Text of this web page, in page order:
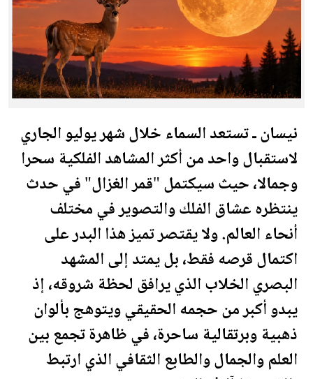
نيسان ـ تستعد السماء خلال شهر يوليو الجاري
لاستقبال واحد من أكثر المشاهد الفلكية سحرا
وجمالا، حيث سيكتمل "قمر الغزال" في حدث
ينتظره عشاق الفلك والتصوير في مختلف
أنحاء العالم. ولا يقتصر تميز هذا البدر على
اكتمال قرصه فقط، بل يمتد إلى المشهد
البصري الخلاب الذي يرافقلحظةشروقه، إذ
يبدو أكبر من حجمه الحقيقي ويتوهج بألوان
ذهبية وبرتقالية ساحرة، في ظاهرة تجمع بين
العلم والجمال والطابع الثقافي الذي ارتبط